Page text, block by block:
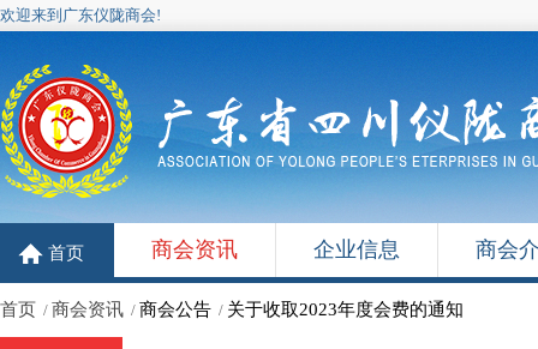
欢迎来到广东仪陇商会!
首页 商会资讯 企业信息 商会
首页 / 商会资讯 / 商会公告 / 关于收取2023年度会费的通知